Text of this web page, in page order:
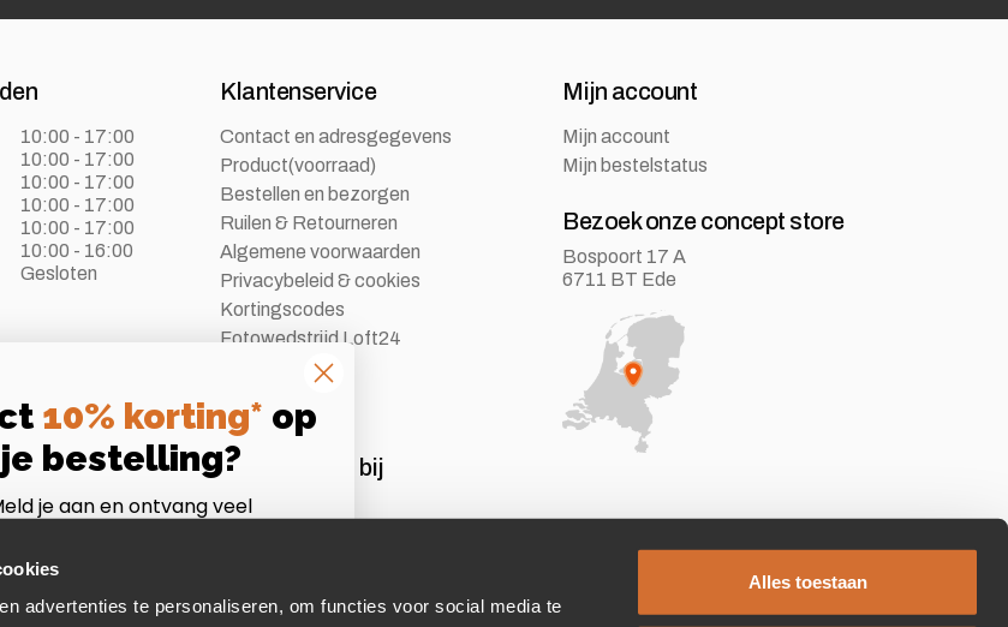
advertenties te personaliseren, om functies voor social media te
Alles toestaan
10:00 - 17:00
10:00 - 17:00
10:00 - 17:00
10:00 - 17:00
10:00 - 17:00
10:00 - 16:00
Gesloten
Klantenservice
Contact en adresgegevens
Product(voorraad)
Bestellen en bezorgen
Ruilen & Retourneren
Algemene voorwaarden
Privacybeleid & cookies
Kortingscodes
Fotowedstrijd Loft24
Mijn account
Mijn account
Mijn bestelstatus
Bezoek onze concept store
Bospoort 17 A
6711 BT Ede
Aangesloten bij
10% korting* op
je bestelling?
je aan en ontvang veel
niet te combineren met andere acties of